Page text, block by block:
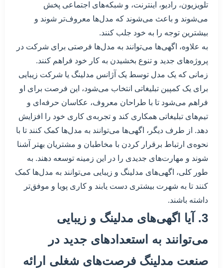
تلویزیون، رادیو، اینترنت، و شبکه‌های اجتماعی پخش
می‌شوند و باعث می‌شوند که مدل‌ها معروف‌تر شوند و
بیشترین توجه را به خود جلب کنند.
به علاوه، اگهی‌ها می‌توانند به مدل‌ها فرصتی برای شرکت در
پروژه‌های جدید و تنوع بخشیدن به کار خود فراهم کنند.
زمانی که یک مدل توسط یک آژانس مدلینگ یا شرکت زیبایی
برای یک کمپین تبلیغاتی انتخاب می‌شود، این فرصت برای او
فراهم می‌شود تا با طراحان معروف، عکاسان حرفه‌ای و
تیم‌های تبلیغاتی همکاری کند و تجربه‌ی کاری خود را افزایش
دهد. از طرف دیگر، اگهی‌ها می‌توانند به مدل‌ها کمک کنند تا با
نحوه‌ی ارتباط برقرار کردن با مخاطبان و مشتریان بهتر آشنا
شوند و مهارت‌های جدیدی را در این زمینه توسعه دهند. به
طور کلی، اگهی‌های مدلینگ و زیبایی می‌توانند به مدل‌ها کمک
کنند تا به شهرت بیشتری دست یابند و کاری پویا و موفق‌تر
داشته باشند.
3. آیا اگهی‌های مدلینگ و زیبایی
می‌توانند به استعدادهای جدید در
صنعت مدلینگ فرصت‌های شغلی ارائه